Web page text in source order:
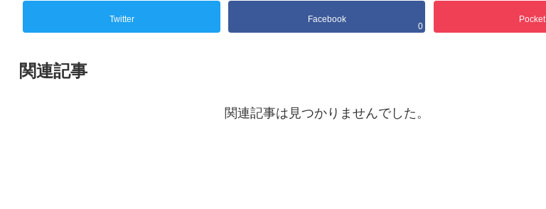
Twitter Facebook
0
Pocket
関連記事
関連記事は見つかりませんでした。